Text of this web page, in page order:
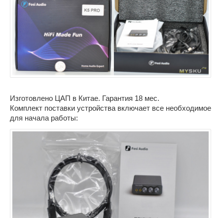
Изготовлено ЦАП в Китае. Гарантия 18 мес.
Комплект поставки устройства включает все необходимое
для начала работы: